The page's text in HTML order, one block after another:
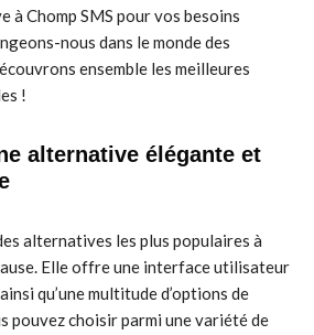
à Chomp SMS pour vos besoins
nous dans le monde des
ensemble les meilleures
!
alternative élégante et
alternatives les plus populaires à
Elle offre une interface utilisateur
qu’une multitude d’options de
pouvez choisir parmi une variété de